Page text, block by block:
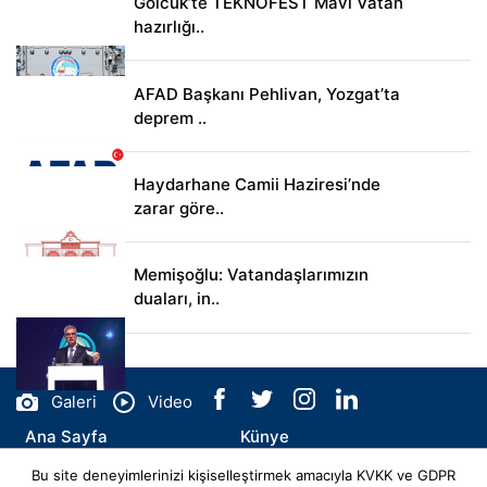
hazırlığı..
AFAD Başkanı Pehlivan, Yozgat’ta
deprem ..
Haydarhane Camii Haziresi’nde
zarar göre..
Memişoğlu: Vatandaşlarımızın
duaları, in..
Galeri
Video
Ana Sayfa
Künye
İletişim
Bu site deneyimlerinizi kişiselleştirmek amacıyla KVKK ve GDPR